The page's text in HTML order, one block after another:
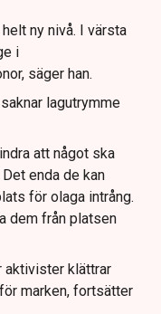
ny nivå. I värsta
i
säger han.
lagutrymme
att något ska
enda de kan
för olaga intrång.
dem från platsen
aktivister klättrar
marken, fortsätter